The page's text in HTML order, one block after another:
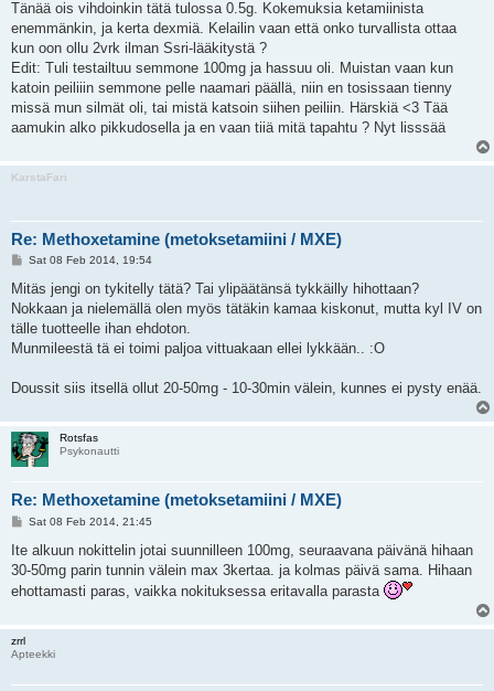
s
Tänää ois vihdoinkin tätä tulossa 0.5g. Kokemuksia ketamiinista
enemmänkin, ja kerta dexmiä. Kelailin vaan että onko turvallista ottaa
kun oon ollu 2vrk ilman Ssri-lääkitystä ?
Edit: Tuli testailtuu semmone 100mg ja hassuu oli. Muistan vaan kun
katoin peiliiin semmone pelle naamari päällä, niin en tosissaan tienny
missä mun silmät oli, tai mistä katsoin siihen peiliin. Härskiä <3 Tää
aamukin alko pikkudosella ja en vaan tiiä mitä tapahtu ? Nyt lisssää
KarstaFari
Re: Methoxetamine (metoksetamiini / MXE)
P
s
Sat 08 Feb 2014, 19:54
Mitäs jengi on tykitelly tätä? Tai ylipäätänsä tykkäilly hihottaan?
Nokkaan ja nielemällä olen myös tätäkin kamaa kiskonut, mutta kyl IV on
tälle tuotteelle ihan ehdoton.
Munmileestä tä ei toimi paljoa vittuakaan ellei lykkään.. :O
Doussit siis itsellä ollut 20-50mg - 10-30min välein, kunnes ei pysty enää.
Rotsfas
Psykonautti
Re: Methoxetamine (metoksetamiini / MXE)
P
s
Sat 08 Feb 2014, 21:45
Ite alkuun nokittelin jotai suunnilleen 100mg, seuraavana päivänä hihaan
30-50mg parin tunnin välein max 3kertaa. ja kolmas päivä sama. Hihaan
ehottamasti paras, vaikka nokituksessa eritavalla parasta
zrrl
Apteekki